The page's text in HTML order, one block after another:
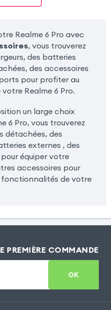
Realme 6 Pro avec
, vous trouverez
des batteries
des accessoires
pour profiter au
Realme 6 Pro.
un large choix
6 Pro, vous trouverez
détachées, des
externes , des
équiper votre
accessoires pour
fonctionnalités de votre
PREMIÈRE COMMANDE
OK